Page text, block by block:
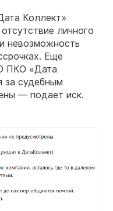
Коллект»
личного
невозможность
Еще
ПКО «Дата
за судебным
— подает иск.